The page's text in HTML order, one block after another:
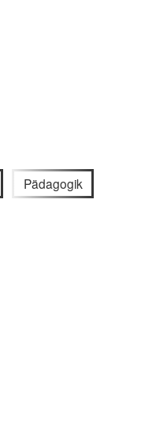
Pädagogik